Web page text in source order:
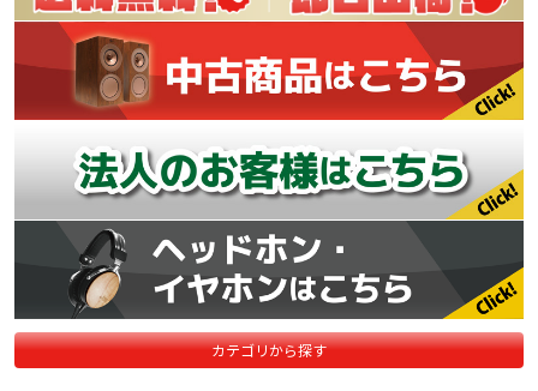
カテゴリから探す